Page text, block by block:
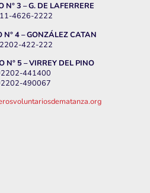
N° 3 – G. DE LAFERRERE
4626-2222
N° 4 – GONZÁLEZ CATAN
422-222
N° 5 – VIRREY DEL PINO
441400
490067